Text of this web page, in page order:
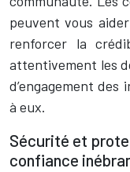
peuvent vous
renforcer la
attentivement les
d’engagement
à eux.
Sécurité et
confiance